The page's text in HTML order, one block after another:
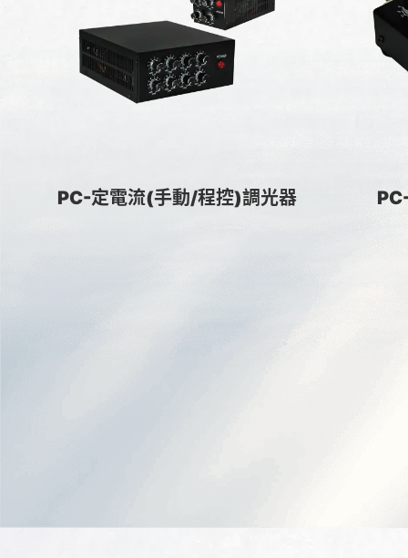
PC-定電流(手動/程控)調光器